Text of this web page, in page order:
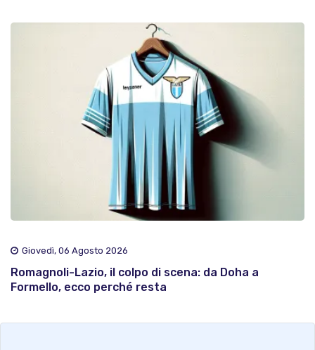
Giovedì, 06 Agosto 2026
Romagnoli-Lazio, il colpo di scena: da Doha a
Formello, ecco perché resta